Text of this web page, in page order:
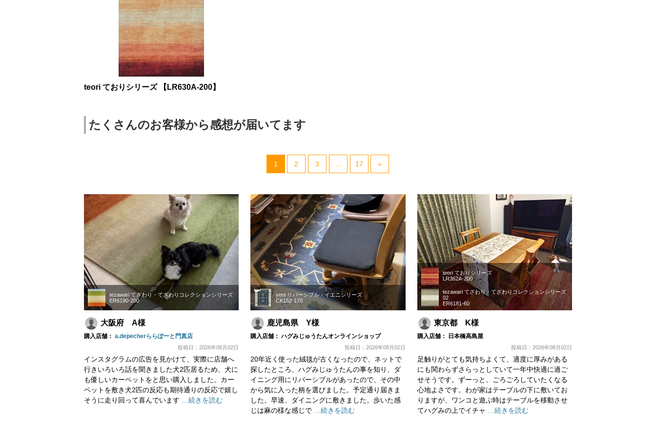
teori ておりシリーズ 【LR630A-200】
たくさんのお客様から感想が届いてます
1 2 3 17 »
tezawari てざわり・てざわりコレクションシリーズ
ER6190-200
大阪府 A様
購入店舗： a.depecherららぽーと門真店
投稿日：2026年08月02日
インスタグラムの広告を見かけて、実際に店舗へ
行きいろいろ話を聞きました犬2匹居るため、犬に
も優しいカーペットをと思い購入しました。カー
ペットを敷き犬2匹の反応も期待通りの反応で嬉し
そうに走り回って喜んでいます
…続きを読む
yeni リバーシブル・イエニシリーズ
CK152-170
鹿児島県 Y様
購入店舗： ハグみじゅうたんオンラインショップ
投稿日：2026年08月02日
20年近く使った絨毯が古くなったので、ネットで
探したところ、ハグみじゅうたんの事を知り、ダ
イニング用にリバーシブルがあったので、その中
から気に入った柄を選びました。予定通り届きま
した。早速、ダイニングに敷きました。歩いた感
じは麻の様な感じで
…続きを読む
teori ておりシリーズ
LR362A-200
tezawari てざわり・てざわりコレクションシリーズ
02
ER6181-60
東京都 K様
購入店舗： 日本橋高島屋
投稿日：2026年08月02日
足触りがとても気持ちよくて、適度に厚みがある
にも関わらずさらっとしていて一年中快適に過ご
せそうです。ずーっと、ごろごろしていたくなる
心地よさです。わが家はテーブルの下に敷いてお
りますが、ワンコと遊ぶ時はテーブルを移動させ
てハグみの上でイチャ
…続きを読む